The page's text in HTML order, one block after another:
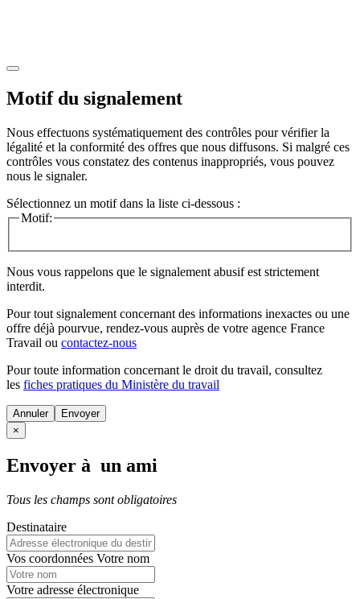
Motif du signalement
Nous effectuons systématiquement des contrôles pour vérifier la
légalité et la conformité des offres que nous diffusons. Si malgré ces
contrôles vous constatez des contenus inappropriés, vous pouvez
nous le signaler.
Sélectionnez un motif dans la liste ci-dessous :
Motif:
Nous vous rappelons que le signalement abusif est strictement
interdit.
Pour tout signalement concernant des informations inexactes ou une
offre déjà pourvue, rendez-vous auprès de votre agence France
Travail ou contactez-nous
Pour toute information concernant le droit du travail, consultez
les fiches pratiques du Ministère du travail
Annuler
×
Envoyer à un ami
Tous les champs sont obligatoires
Destinataire
Vos coordonnées Votre nom
Votre adresse électronique